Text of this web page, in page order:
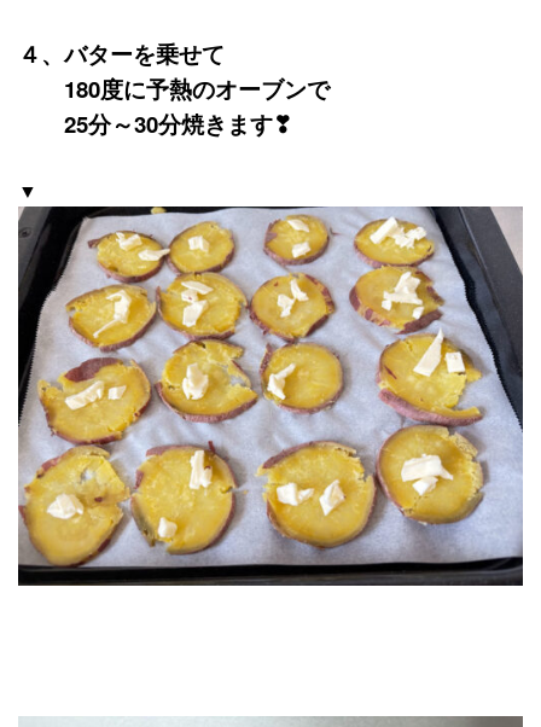
４、バターを乗せて
180度に予熱のオーブンで
25分～30分焼きます❣
▼